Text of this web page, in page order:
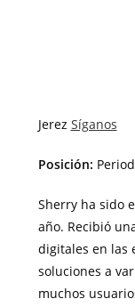
Jerez Síganos
Posición:
Sherry ha sido
año. Recibió
digitales en las
soluciones a
muchos